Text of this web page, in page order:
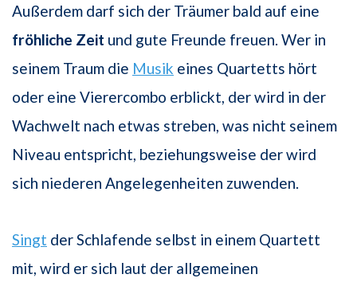
Außerdem darf sich der Träumer bald auf eine
fröhliche Zeit und gute Freunde freuen. Wer in
seinem Traum die Musik eines Quartetts hört
oder eine Vierercombo erblickt, der wird in der
Wachwelt nach etwas streben, was nicht seinem
Niveau entspricht, beziehungsweise der wird
sich niederen Angelegenheiten zuwenden.
Singt der Schlafende selbst in einem Quartett
mit, wird er sich laut der allgemeinen